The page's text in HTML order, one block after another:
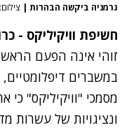
גרמניה ביקשה הבהרות |
חשיפת וויקיליקס -
זוהי אינה הפעם
מסמכי "וויקיליקס" כי
ונציגויות של עשרות